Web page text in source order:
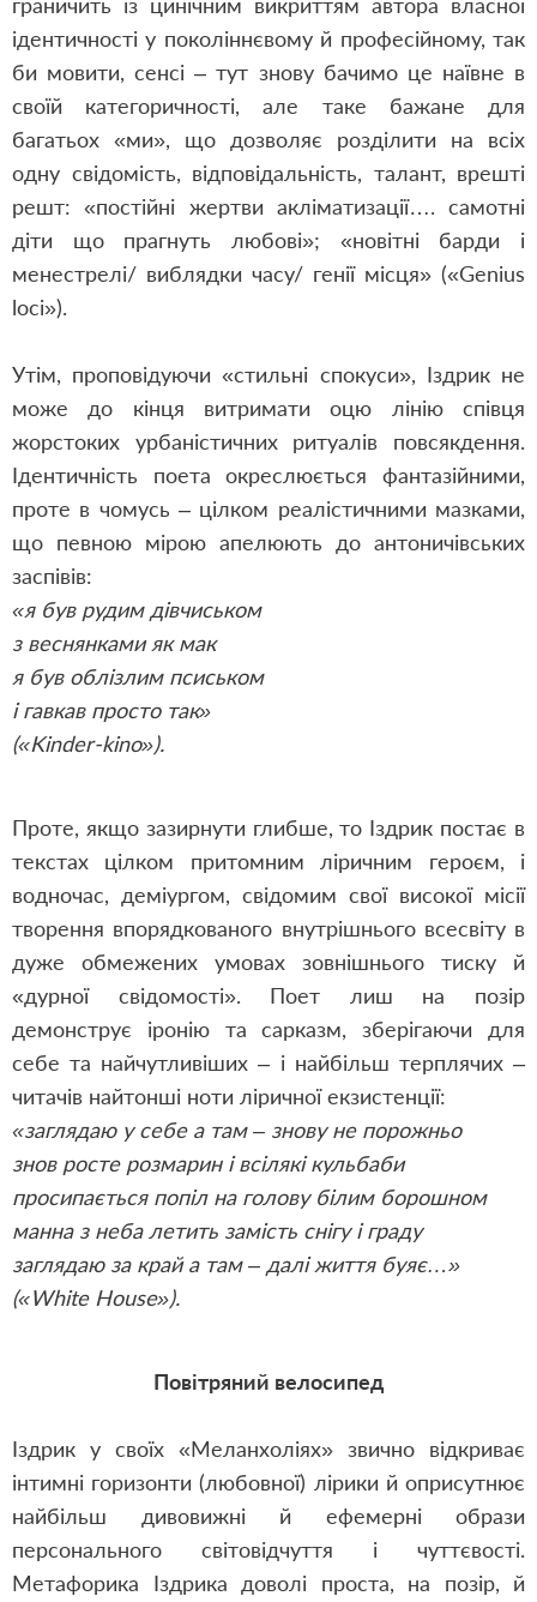
ідентичності у поколіннєвому й професійному, так
би мовити, сенсі – тут знову бачимо це наївне в
своїй категоричності, але таке бажане для
багатьох «ми», що дозволяє розділити на всіх
одну свідомість, відповідальність, талант, врешті
решт: «постійні жертви акліматизації…. самотні
діти що прагнуть любові»; «новітні барди і
менестрелі/ виблядки часу/ генії місця» («Genius
loci»).
Утім, проповідуючи «стильні спокуси», Іздрик не
може до кінця витримати оцю лінію співця
жорстоких урбаністичних ритуалів повсякдення.
Ідентичність поета окреслюється фантазійними,
проте в чомусь – цілком реалістичними мазками,
що певною мірою апелюють до антоничівських
заспівів:
«я був рудим дівчиськом
з веснянками як мак
я був облізлим псиськом
і гавкав просто так»
(«Kinder-kino»).
Проте, якщо зазирнути глибше, то Іздрик постає в
текстах цілком притомним ліричним героєм, і
водночас, деміургом, свідомим свої високої місії
творення впорядкованого внутрішнього всесвіту в
дуже обмежених умовах зовнішнього тиску й
«дурної свідомості». Поет лиш на позір
демонструє іронію та сарказм, зберігаючи для
себе та найчутливіших – і найбільш терплячих –
читачів найтонші ноти ліричної екзистенції:
«заглядаю у себе а там – знову не порожньо
знов росте розмарин і всілякі кульбаби
просипається попіл на голову білим борошном
манна з неба летить замість снігу і граду
заглядаю за край а там – далі життя буяє…»
(«White House»).
Повітряний велосипед
Іздрик у своїх «Меланхоліях» звично відкриває
інтимні горизонти (любовної) лірики й оприсутнює
найбільш дивовижні й ефемерні образи
персонального світовідчуття і чуттєвості.
Метафорика Іздрика доволі проста, на позір, й